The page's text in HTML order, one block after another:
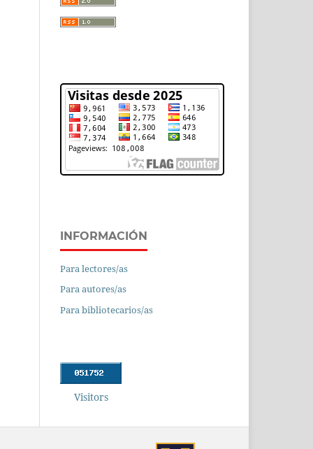
INFORMACIÓN
Para lectores/as
Para autores/as
Para bibliotecarios/as
Visitors